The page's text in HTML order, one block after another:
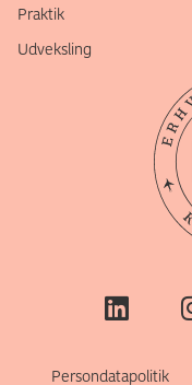
Praktik
Udveksling
Persondatapolitik